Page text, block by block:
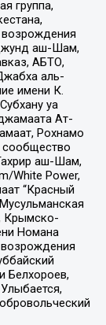
группа,
аш-Шам,
АБТО,
аль-
имени К.
уа
Ат-
Рохнамо
сообщество
аш-Шам,
White Power,
“Красный
Крымско-
Номана
Белхороев,